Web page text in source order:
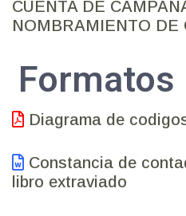
CUENTA DE
NOMBRAMIENTO DE
Formatos
Diagrama de
Constancia de
libro extraviado